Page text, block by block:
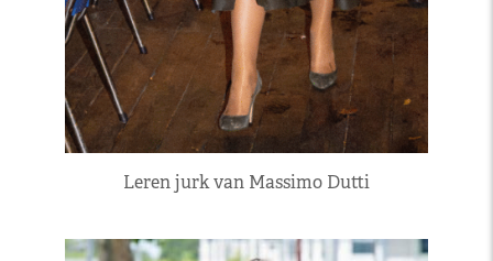
Leren jurk van Massimo Dutti